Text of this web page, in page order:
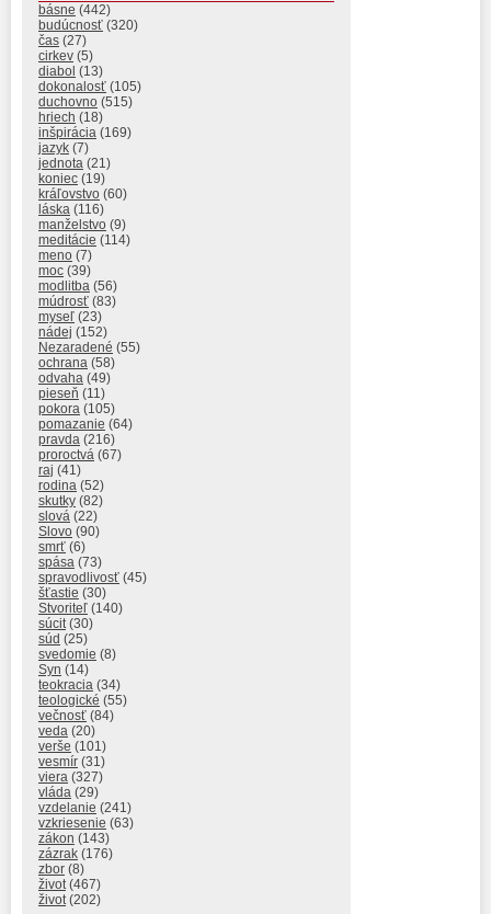
básne (442)
budúcnosť (320)
čas (27)
cirkev (5)
diabol (13)
dokonalosť (105)
duchovno (515)
hriech (18)
inšpirácia (169)
jazyk (7)
jednota (21)
koniec (19)
kráľovstvo (60)
láska (116)
manželstvo (9)
meditácie (114)
meno (7)
moc (39)
modlitba (56)
múdrosť (83)
myseľ (23)
nádej (152)
Nezaradené (55)
ochrana (58)
odvaha (49)
pieseň (11)
pokora (105)
pomazanie (64)
pravda (216)
proroctvá (67)
raj (41)
rodina (52)
skutky (82)
slová (22)
Slovo (90)
smrť (6)
spása (73)
spravodlivosť (45)
šťastie (30)
Stvoriteľ (140)
súcit (30)
súd (25)
svedomie (8)
Syn (14)
teokracia (34)
teologické (55)
večnosť (84)
veda (20)
verše (101)
vesmír (31)
viera (327)
vláda (29)
vzdelanie (241)
vzkriesenie (63)
zákon (143)
zázrak (176)
zbor (8)
život (467)
život (202)